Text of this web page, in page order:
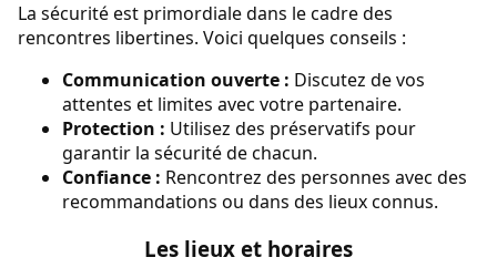
La sécurité est primordiale dans le cadre des
rencontres libertines. Voici quelques conseils :
Communication ouverte : Discutez de vos
attentes et limites avec votre partenaire.
Protection : Utilisez des préservatifs pour
garantir la sécurité de chacun.
Confiance : Rencontrez des personnes avec des
recommandations ou dans des lieux connus.
Les lieux et horaires